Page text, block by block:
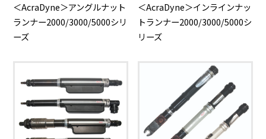
＜AcraDyne＞アングルナット
ランナー2000/3000/5000シリ
ーズ
＜AcraDyne＞インラインナッ
トランナー2000/3000/5000シ
リーズ